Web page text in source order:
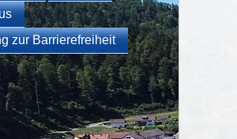
zur Barrierefreiheit